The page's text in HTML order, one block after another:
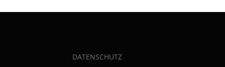
DATENSCHUTZ